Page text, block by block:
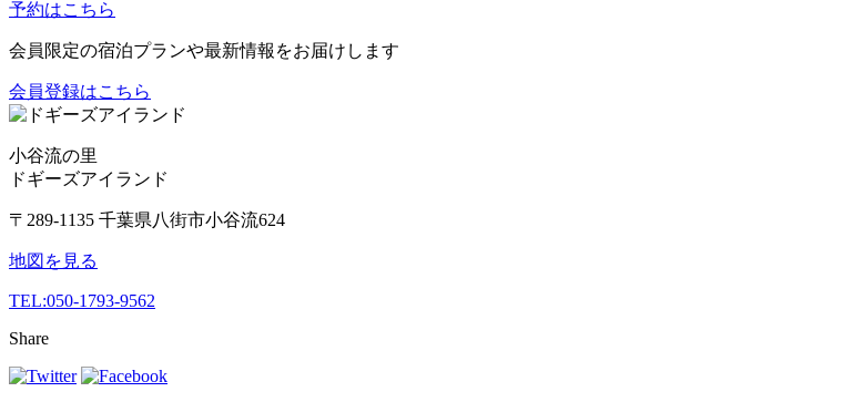
予約はこちら
会員限定の宿泊プランや最新情報をお届けします
会員登録はこちら
小谷流の里
ドギーズアイランド
〒289-1135 千葉県八街市小谷流624
地図を見る
TEL:050-1793-9562
Share